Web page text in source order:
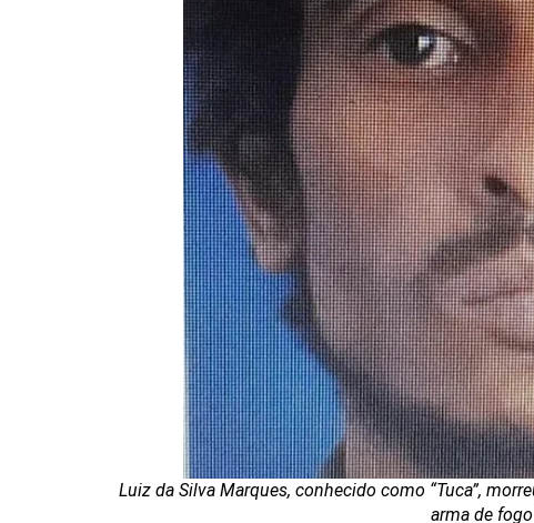
Luiz da Silva Marques, conhecido como “Tuca”,
arma de